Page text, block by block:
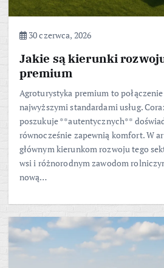
30 czerwca, 2026
Jakie są kierunki
premium
Agroturystyka premium to
najwyższymi standardami usług.
poszukuje **autentycznych**
równocześnie zapewnią komfort. W
głównym kierunkom rozwoju tego
wsi i różnorodnym zawodom
nową…